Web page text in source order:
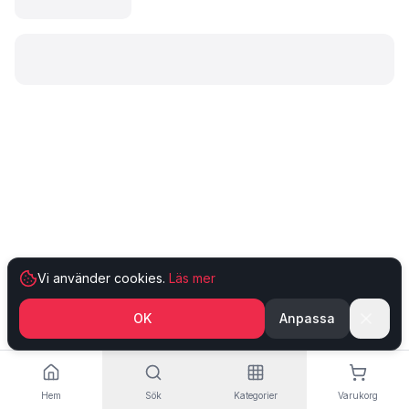
Hem Sök Kategorier Varukorg
Vi använder cookies. Läs mer
OK Anpassa